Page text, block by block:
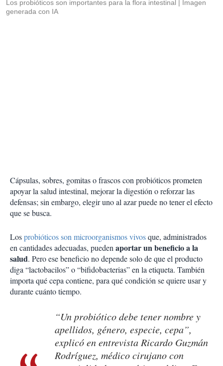
Los probióticos son importantes para la flora intestinal
Imagen
generada con IA
Cápsulas, sobres, gomitas o frascos con probióticos prometen
apoyar la salud intestinal, mejorar la digestión o reforzar las
defensas; sin embargo, elegir uno al azar puede no tener el efecto
que se busca.
Losprobióticos son microorganismos vivosque, administrados
en cantidades adecuadas, puedenaportar un beneficio a la
salud. Pero ese beneficio no depende solo de que el producto
diga “lactobacilos” o “bifidobacterias” en la etiqueta. También
importa qué cepa contiene, para qué condición se quiere usar y
durante cuánto tiempo.
“Un probiótico debe tener nombre y
apellidos, género, especie, cepa”,
explicó en entrevista Ricardo Guzmán
Rodríguez, médico cirujano con